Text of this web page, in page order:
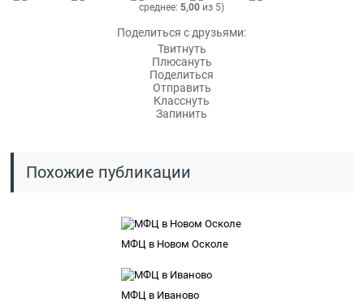
среднее:5,00 из 5)
Поделиться с друзьями:
Твитнуть
Плюсануть
Поделиться
Отправить
Класснуть
Запинить
Похожие публикации
МФЦ в Новом Осколе
МФЦ в Иваново